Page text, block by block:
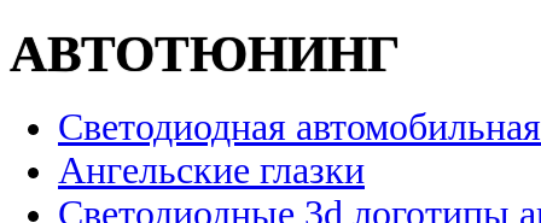
АВТОТЮНИНГ
Светодиодная
Ангельские глазки
Светодиодные 3d логотипы